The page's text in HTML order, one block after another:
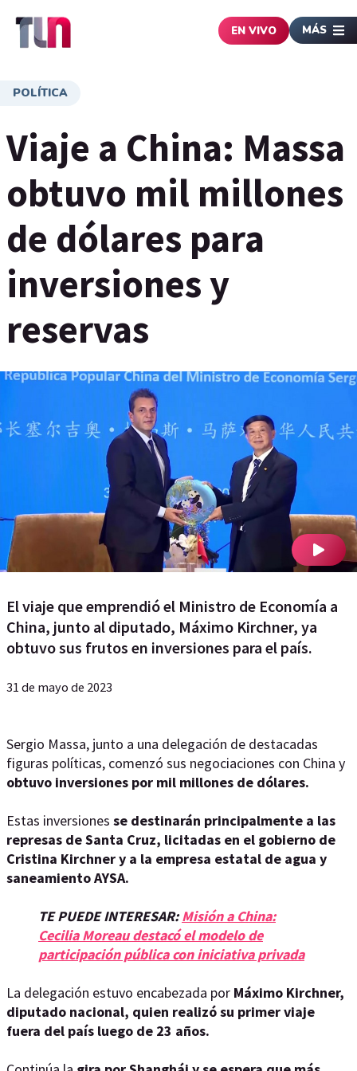
EN VIVO MÁS
POLÍTICA
Viaje a China: Massa
obtuvo mil millones
de dólares para
inversiones y
reservas
El viaje que emprendió el Ministro de Economía a
China, junto al diputado, Máximo Kirchner, ya
obtuvo sus frutos en inversiones para el país.
31 de mayo de 2023
Sergio Massa, junto a una delegación de destacadas
figuras políticas, comenzó sus negociaciones con China y
obtuvo inversiones por mil millones de dólares.
Estas inversiones se destinarán principalmente a las
represas de Santa Cruz, licitadas en el gobierno de
Cristina Kirchner y a la empresa estatal de agua y
saneamiento AYSA.
TE PUEDE INTERESAR:Misión a China:
Cecilia Moreau destacó el modelo de
participación pública con iniciativa privada
La delegación estuvo encabezada por Máximo Kirchner,
diputado nacional, quien realizó su primer viaje
fuera del país luego de 23 años.